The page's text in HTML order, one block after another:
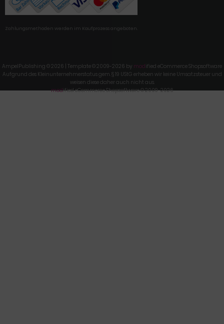
Zahlungsmethoden werden im Kaufprozess angeboten.
AmpelPublishing © 2026 | Template © 2009-2026 by modified eCommerce Shopsoftware
Aufgrund des Kleinunternehmerstatus gem. § 19 UStG erheben wir keine Umsatzsteuer und
weisen diese daher auch nicht aus.
modified eCommerce Shopsoftware © 2009-2026